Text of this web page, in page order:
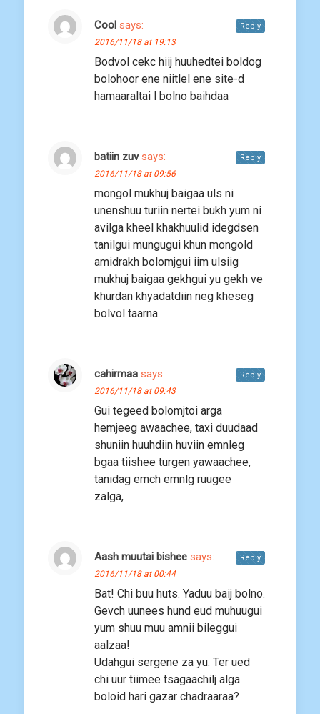
Cool says:
2016/11/18 at 19:13
Bodvol cekc hiij huuhedtei boldog
bolohoor ene niitlel ene site-d
hamaaraltai l bolno baihdaa
Reply
batiin zuv says:
2016/11/18 at 09:56
mongol mukhuj baigaa uls ni
unenshuu turiin nertei bukh yum ni
avilga kheel khakhuulid idegdsen
tanilgui mungugui khun mongold
amidrakh bolomjgui iim ulsiig
mukhuj baigaa gekhgui yu gekh ve
khurdan khyadatdiin neg kheseg
bolvol taarna
Reply
cahirmaa says:
2016/11/18 at 09:43
Gui tegeed bolomjtoi arga
hemjeeg awaachee, taxi duudaad
shuniin huuhdiin huviin emnleg
bgaa tiishee turgen yawaachee,
tanidag emch emnlg ruugee
zalga,
Reply
Aash muutai bishee says:
2016/11/18 at 00:44
Bat! Chi buu huts. Yaduu baij bolno.
Gevch uunees hund eud muhuugui
yum shuu muu amnii bileggui
aalzaa!
Udahgui sergene za yu. Ter ued
chi uur tiimee tsagaachilj alga
boloid hari gazar chadraaraa?
Reply